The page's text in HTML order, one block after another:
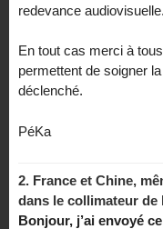
redevance
En tout cas merci à
permettent de soigner
déclenché.
PéKa
2. France et Chine,
dans le collimateur de
Bonjour, j’ai envoyé